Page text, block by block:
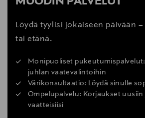
Löydä tyylisi jokaiseen päivään
tai etänä.
Monipuoliset
juhlan vaatevalintoihin
Värikonsultaatio: Löydä sinulle
Ompelupalvelu: Korjaukset
vaatteisiisi